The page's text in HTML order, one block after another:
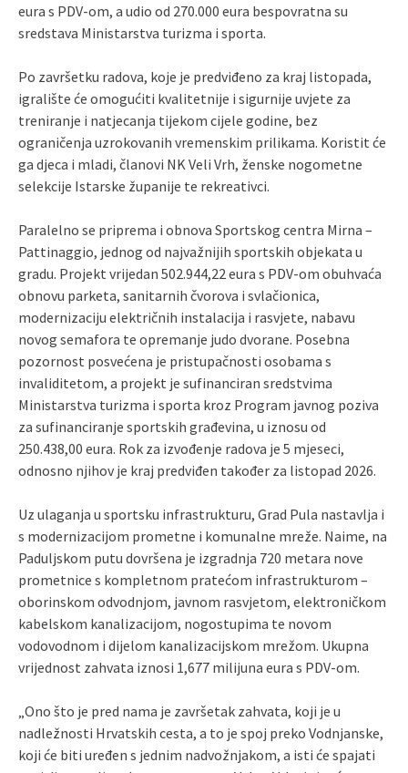
eura s PDV-om, a udio od 270.000 eura bespovratna su
sredstava Ministarstva turizma i sporta.
Po završetku radova, koje je predviđeno za kraj listopada,
igralište će omogućiti kvalitetnije i sigurnije uvjete za
treniranje i natjecanja tijekom cijele godine, bez
ograničenja uzrokovanih vremenskim prilikama. Koristit će
ga djeca i mladi, članovi NK Veli Vrh, ženske nogometne
selekcije Istarske županije te rekreativci.
Paralelno se priprema i obnova Sportskog centra Mirna –
Pattinaggio, jednog od najvažnijih sportskih objekata u
gradu. Projekt vrijedan 502.944,22 eura s PDV-om obuhvaća
obnovu parketa, sanitarnih čvorova i svlačionica,
modernizaciju električnih instalacija i rasvjete, nabavu
novog semafora te opremanje judo dvorane. Posebna
pozornost posvećena je pristupačnosti osobama s
invaliditetom, a projekt je sufinanciran sredstvima
Ministarstva turizma i sporta kroz Program javnog poziva
za sufinanciranje sportskih građevina, u iznosu od
250.438,00 eura. Rok za izvođenje radova je 5 mjeseci,
odnosno njihov je kraj predviđen također za listopad 2026.
Uz ulaganja u sportsku infrastrukturu, Grad Pula nastavlja i
s modernizacijom prometne i komunalne mreže. Naime, na
Paduljskom putu dovršena je izgradnja 720 metara nove
prometnice s kompletnom pratećom infrastrukturom –
oborinskom odvodnjom, javnom rasvjetom, elektroničkom
kabelskom kanalizacijom, nogostupima te novom
vodovodnom i dijelom kanalizacijskom mrežom. Ukupna
vrijednost zahvata iznosi 1,677 milijuna eura s PDV-om.
„Ono što je pred nama je završetak zahvata, koji je u
nadležnosti Hrvatskih cesta, a to je spoj preko Vodnjanske,
koji će biti uređen s jednim nadvožnjakom, a isti će spajati